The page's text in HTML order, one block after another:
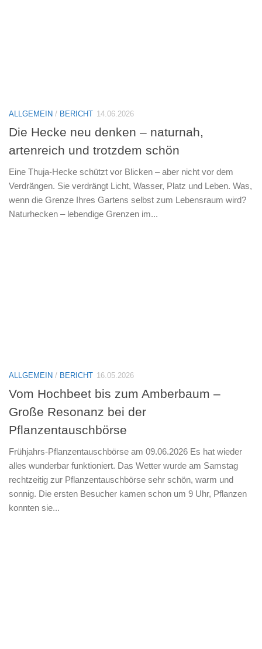
ALLGEMEIN / BERICHT 14.06.2026
Die Hecke neu denken – naturnah,
artenreich und trotzdem schön
Eine Thuja-Hecke schützt vor Blicken – aber nicht vor dem
Verdrängen. Sie verdrängt Licht, Wasser, Platz und Leben. Was,
wenn die Grenze Ihres Gartens selbst zum Lebensraum wird?
Naturhecken – lebendige Grenzen im...
ALLGEMEIN / BERICHT 16.05.2026
Vom Hochbeet bis zum Amberbaum –
Große Resonanz bei der
Pflanzentauschbörse
Frühjahrs-Pflanzentauschbörse am 09.06.2026 Es hat wieder
alles wunderbar funktioniert. Das Wetter wurde am Samstag
rechtzeitig zur Pflanzentauschbörse sehr schön, warm und
sonnig. Die ersten Besucher kamen schon um 9 Uhr, Pflanzen
konnten sie...